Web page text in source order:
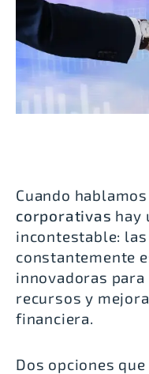
Cuando
corporativas hay
incontestable:
constantemente
innovadoras
recursos y
financiera.
Dos opciones